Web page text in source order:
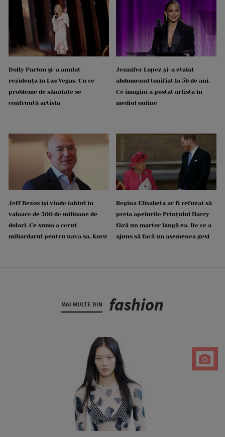
Dolly Parton și-a anulat
rezidența în Las Vegas. Cu ce
probleme de sănătate se
confruntă artista
Jennifer Lopez și-a etalat
abdomenul tonifiat la 56 de ani.
Ce imagini a postat artista în
mediul online
Jeff Bezos își vinde iahtul în
valoare de 500 de milioane de
dolari. Ce sumă a cerut
miliardarul pentru nava sa, Koru
Regina Elisabeta ar fi refuzat să
preia apelurile Prințului Harry
fără un martor lângă ea. De ce a
ajuns să facă un asemenea gest
MAI MULTE DIN fashion